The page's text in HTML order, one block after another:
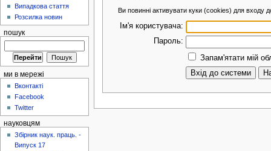
Ви повинні активувати куки (cookies) для входу до
Ім'я користувача:
Пароль:
Запам'ятати мій
Випадкова стаття
Розсилка новин
пошук
ми в мережі
Вконтакті
Facebook
Twitter
науковцям
Збірник наук. праць. -
Випуск 17